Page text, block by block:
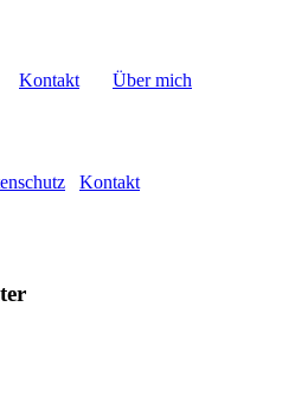
Kontakt Über mich
Kontakt